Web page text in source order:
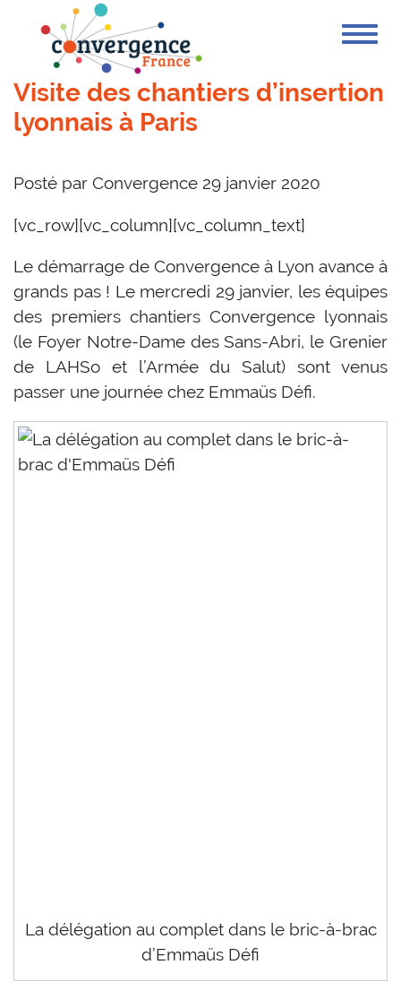
Visite des chantiers d’insertion
lyonnais à Paris
Posté par Convergence 29 janvier 2020
[vc_row][vc_column][vc_column_text]
Le démarrage de Convergence à Lyon avance à
grands pas ! Le mercredi 29 janvier, les équipes
des premiers chantiers Convergence lyonnais
(le Foyer Notre-Dame des Sans-Abri, le Grenier
de LAHSo et l’Armée du Salut) sont venus
passer une journée chez Emmaüs Défi.
La délégation au complet dans le bric-à-brac
d’Emmaüs Défi
Cookies management panel